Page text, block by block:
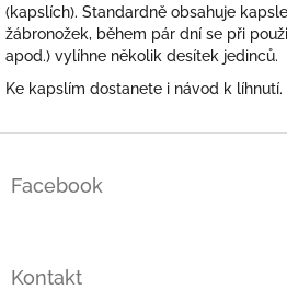
(kapslích). Standardně obsahuje
žábronožek, během pár dní se při
apod.) vylíhne několik desítek jedinců.
Ke kapslím dostanete i návod k líhnutí.
Facebook
Kontakt